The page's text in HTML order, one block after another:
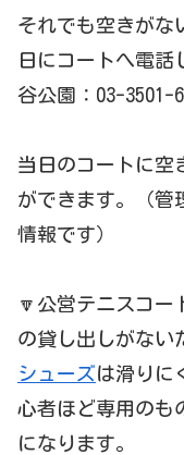
それでも空きがな
日にコートへ電話
谷公園：03-3501-
当日のコートに空
ができます。（管
情報です）
🔽公営テニスコー
の貸し出しがない
シューズは滑りに
心者ほど専用のも
になります。